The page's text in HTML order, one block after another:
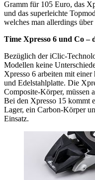
Gramm für 105 Euro, das
und das superleichte
welches man allerdings
Time Xpresso 6 und Co –
Bezüglich der iClic-
Modellen keine
Xpresso 6 arbeiten mit
und Edelstahlplatte. Die
Composite-Körper, müssen
Bei den Xpresso 15 kommt
Lager, ein Carbon-Körper
Einsatz.